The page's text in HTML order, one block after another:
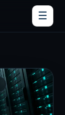
☰